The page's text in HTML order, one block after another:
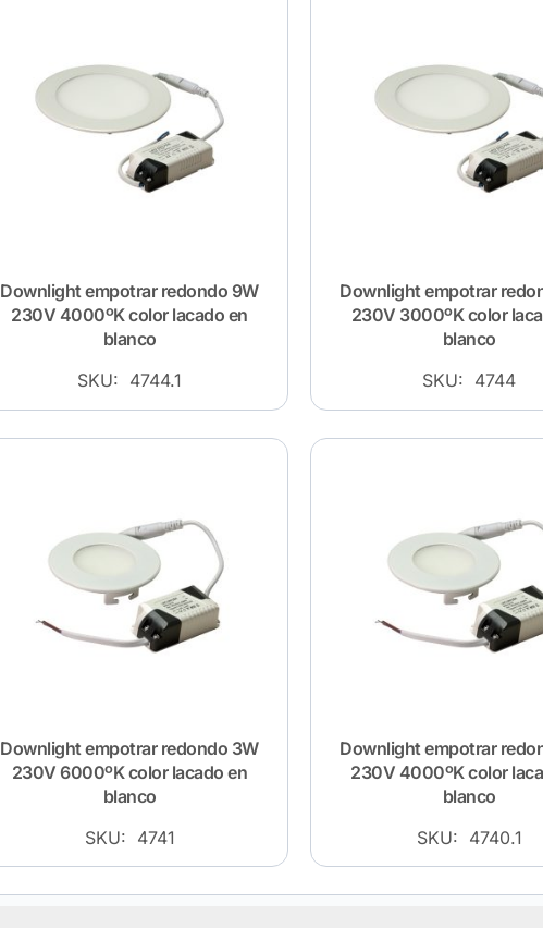
Downlight empotrar redondo 9W
230V 4000ºK color lacado en
blanco
SKU: 4744.1
Downlight empotrar
230V 3000ºK color
blanco
SKU: 4744
Downlight empotrar redondo 3W
230V 6000ºK color lacado en
blanco
SKU: 4741
Downlight empotrar
230V 4000ºK color
blanco
SKU: 4740.1